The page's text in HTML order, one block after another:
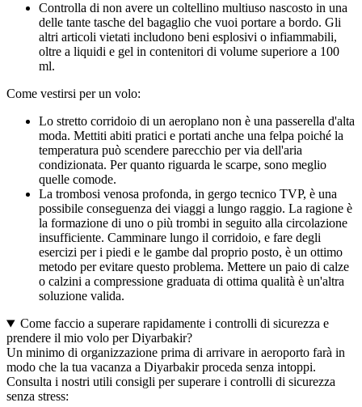
Controlla di non avere un coltellino multiuso nascosto in una
delle tante tasche del bagaglio che vuoi portare a bordo. Gli
altri articoli vietati includono beni esplosivi o infiammabili,
oltre a liquidi e gel in contenitori di volume superiore a 100
ml.
Come vestirsi per un volo:
Lo stretto corridoio di un aeroplano non è una passerella d'alta
moda. Mettiti abiti pratici e portati anche una felpa poiché la
temperatura può scendere parecchio per via dell'aria
condizionata. Per quanto riguarda le scarpe, sono meglio
quelle comode.
La trombosi venosa profonda, in gergo tecnico TVP, è una
possibile conseguenza dei viaggi a lungo raggio. La ragione è
la formazione di uno o più trombi in seguito alla circolazione
insufficiente. Camminare lungo il corridoio, e fare degli
esercizi per i piedi e le gambe dal proprio posto, è un ottimo
metodo per evitare questo problema. Mettere un paio di calze
o calzini a compressione graduata di ottima qualità è un'altra
soluzione valida.
Come faccio a superare rapidamente i controlli di sicurezza e
prendere il mio volo per Diyarbakir?
Un minimo di organizzazione prima di arrivare in aeroporto farà in
modo che la tua vacanza a Diyarbakir proceda senza intoppi.
Consulta i nostri utili consigli per superare i controlli di sicurezza
senza stress: